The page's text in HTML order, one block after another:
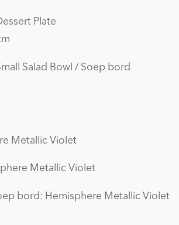
Plate
Salad Bowl / Soep bord
Metallic Violet
Metallic Violet
bord: Hemisphere Metallic Violet